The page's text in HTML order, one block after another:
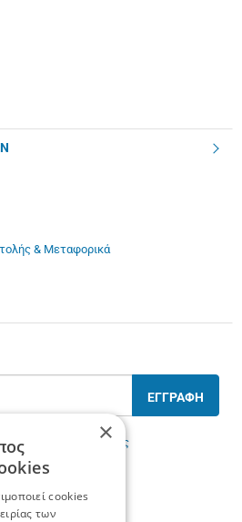
& Μεταφορικά
ΕΓΓΡΑΦΗ
τους όρους χρήσης
×
cookies
των